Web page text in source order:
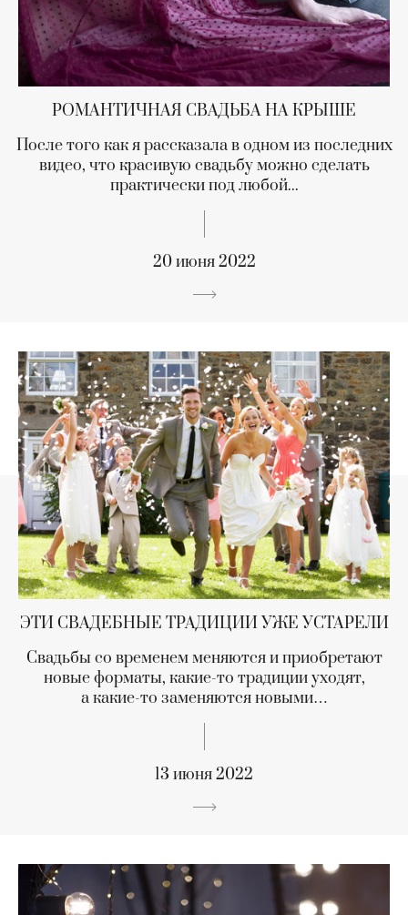
РОМАНТИЧНАЯ СВАДЬБА НА КРЫШЕ
После того как я рассказала в одном из последних
видео, что красивую свадьбу можно сделать
практически под любой...
20 июня 2022
ЭТИ СВАДЕБНЫЕ ТРАДИЦИИ УЖЕ УСТАРЕЛИ
Свадьбы со временем меняются и приобретают
новые форматы, какие-то традиции уходят,
а какие-то заменяются новыми…
13 июня 2022